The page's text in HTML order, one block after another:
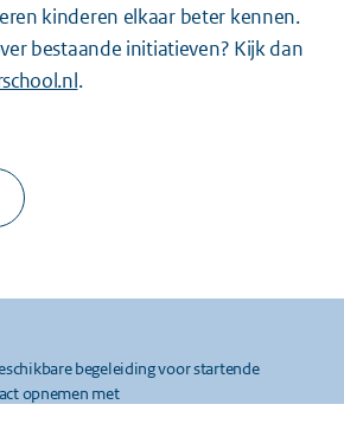
kinderen elkaar beter kennen.
bestaande initiatieven? Kijk dan
.
begeleiding voor startende
opnemen met